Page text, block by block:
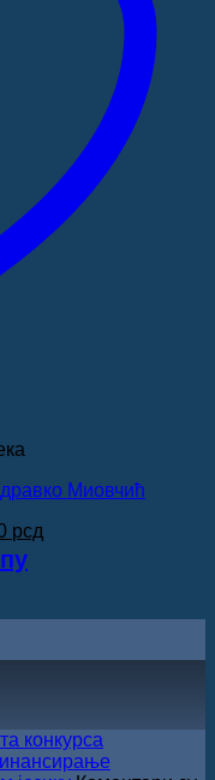
Миовчић
рсд.
рсд
конкурса